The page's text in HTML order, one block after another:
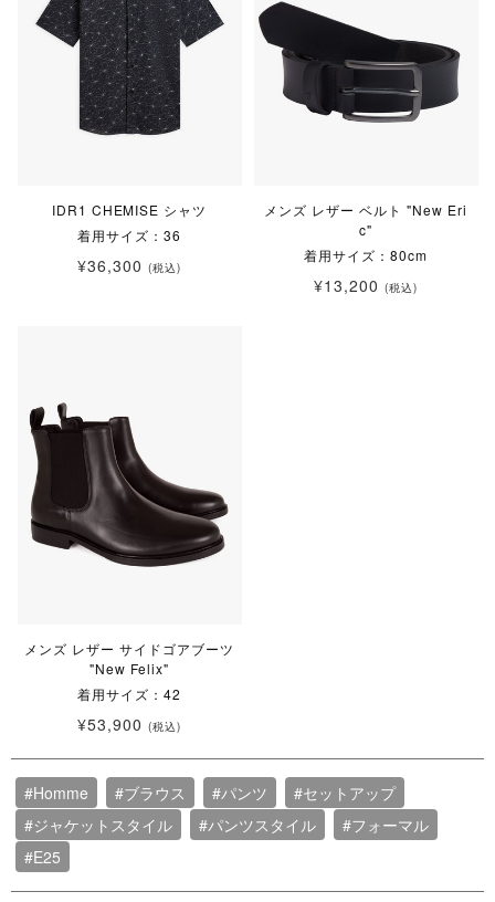
IDR1 CHEMISE シャツ
着用サイズ：36
¥36,300 (税込)
メンズ レザー ベルト "New Eri
c"
着用サイズ：80cm
¥13,200 (税込)
メンズ レザー サイドゴアブーツ
"New Felix"
着用サイズ：42
¥53,900 (税込)
#Homme #ブラウス #パンツ
#セットアップ
#ジャケットスタイル
#パンツスタイル
#フォーマル
#E25